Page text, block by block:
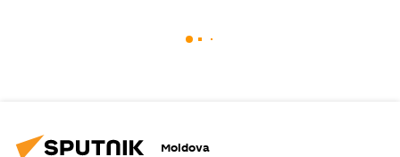
Moldova